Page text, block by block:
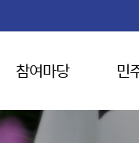
참여마당 민